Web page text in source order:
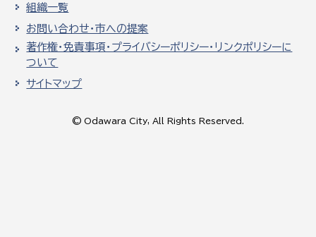
組織一覧
お問い合わせ・市への提案
著作権・免責事項・プライバシーポリシー・リンクポリシーに
ついて
サイトマップ
© Odawara City, All Rights Reserved.